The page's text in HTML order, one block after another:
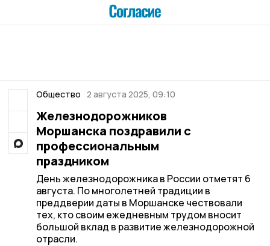
Общество 2 августа 2025, 09:10
Железнодорожников
Моршанска поздравили с
профессиональным
праздником
День железнодорожника в России отметят 6
августа. По многолетней традиции в
преддверии даты в Моршанске чествовали
тех, кто своим ежедневным трудом вносит
большой вклад в развитие железнодорожной
отрасли.